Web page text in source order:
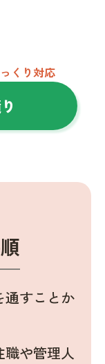
くり対応
通すことか
職や管理人